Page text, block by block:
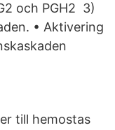
och PGH2 3)
• Aktivering
till hemostas